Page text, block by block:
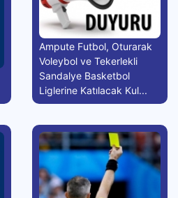
Ampute Futbol, Oturarak
Voleybol ve Tekerlekli
Sandalye Basketbol
Liglerine Katılacak Kul...